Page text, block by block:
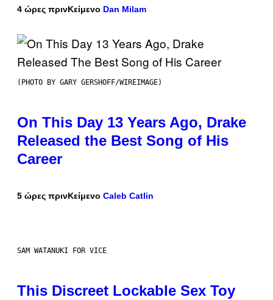
4 ώρες πρινΚείμενο Dan Milam
(PHOTO BY GARY GERSHOFF/WIREIMAGE)
On This Day 13 Years Ago, Drake
Released the Best Song of His
Career
5 ώρες πρινΚείμενο Caleb Catlin
SAM WATANUKI FOR VICE
This Discreet Lockable Sex Toy